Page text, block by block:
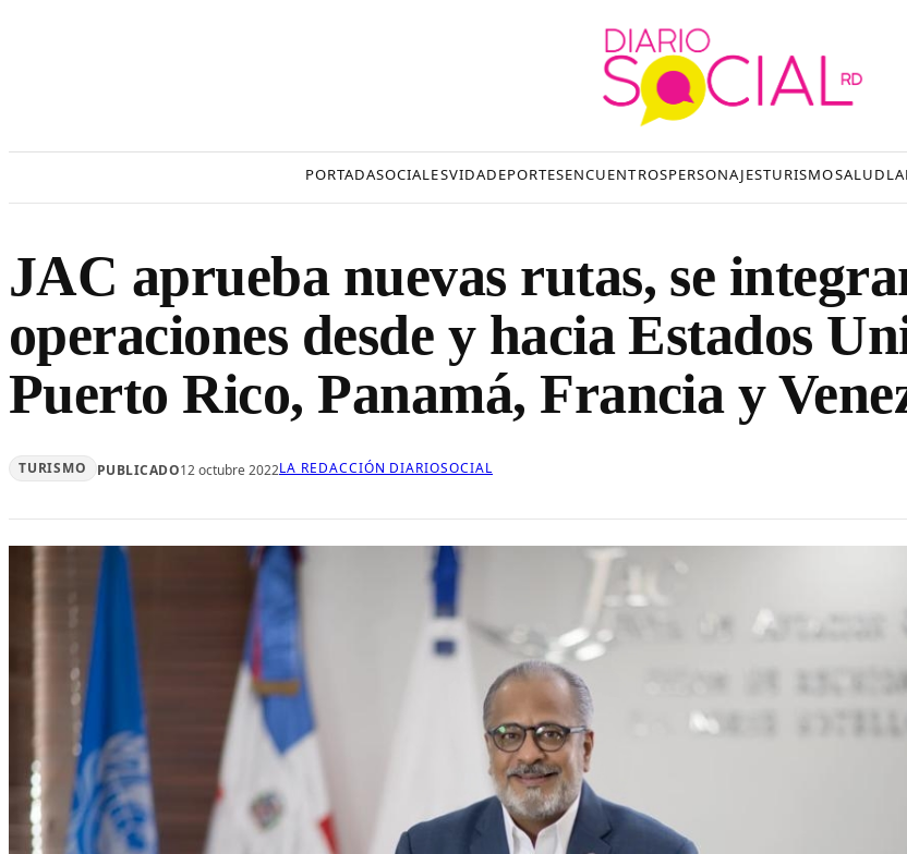
PORTADASOCIALESVIDADEPORTESENCUENTROSPERSONAJESTURISMOSALUD
JAC aprueba nuevas rutas, se
operaciones desde y hacia Estados
Puerto Rico, Panamá, Francia y
TURISMO PUBLICADO12 octubre 2022LA REDACCIÓN DIARIOSOCIAL